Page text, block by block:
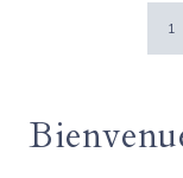
page
1